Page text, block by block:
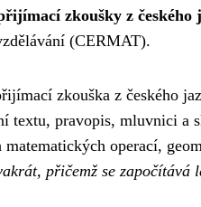
zkoušky z
(CERMAT).
zkouška z českého
textu, pravopis, mluvnici a
matematických operací,
přičemž se započítává